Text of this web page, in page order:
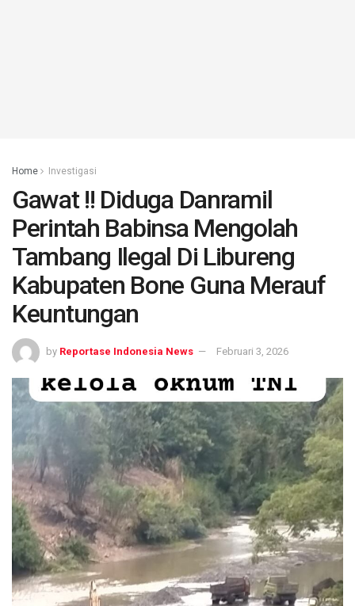
Home Investigasi
Gawat !! Diduga Danramil
Perintah Babinsa Mengolah
Tambang Ilegal Di Libureng
Kabupaten Bone Guna Merauf
Keuntungan
by Reportase Indonesia News Februari 3, 2026